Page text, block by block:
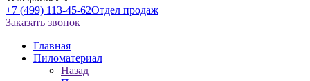
+7 (499) 113-45-62Отдел продаж
Заказать звонок
Главная
Пиломатериал
Назад